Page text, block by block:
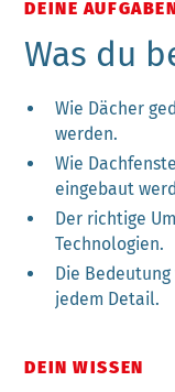
DEINE
Was du
Wie Dächer
werden.
Wie
eingebaut
Der richtige
Technologien.
Die
jedem Detail.
DEIN WISSEN